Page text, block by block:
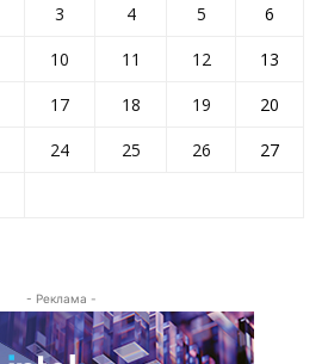
3 4 5
6
10 11 12
13
17 18 19
20
24 25 26
27
- Реклама -